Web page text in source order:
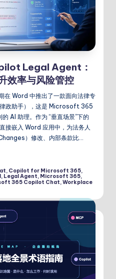
Legal Agent：
效率与风险管控
Word 中推出了一款面向法律专
政助手），这是 Microsoft 365
AI 助理。作为 “垂直场景”下的
嵌入 Word 应用中，为法务人
）修改、内部条款比…
Copilot for Microsoft 365,
, Legal Agent, Microsoft 365,
365 Copilot Chat,Workplace